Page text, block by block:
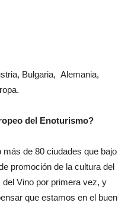
Bulgaria, Alemania,
del Enoturismo?
de 80 ciudades que bajo
promoción de la cultura del
Vino por primera vez, y
que estamos en el buen